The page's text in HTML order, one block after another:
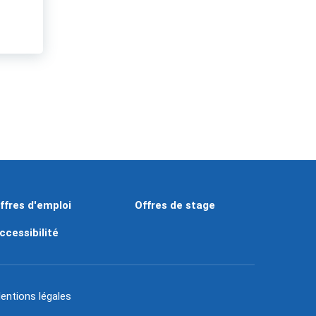
d'emploi Offres de stage
légales